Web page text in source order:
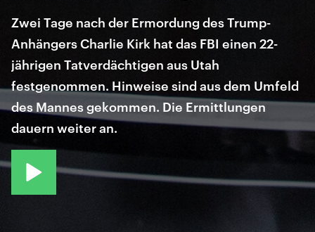
Zwei Tage nach der Ermordung des Trump-
Anhängers Charlie Kirk hat das FBI einen 22-
jährigen Tatverdächtigen aus Utah
festgenommen. Hinweise sind aus dem Umfeld
des Mannes gekommen. Die Ermittlungen
dauern weiter an.